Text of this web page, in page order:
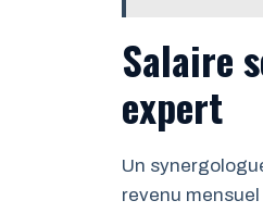
Salaire
expert
Un
revenu